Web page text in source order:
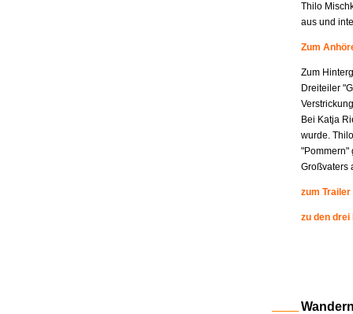
Thilo
aus und
Zum
Zum
Dreiteiler
Bei Katja
wurde.
"Pommern"
Großvaters
zum Trailer
zu den